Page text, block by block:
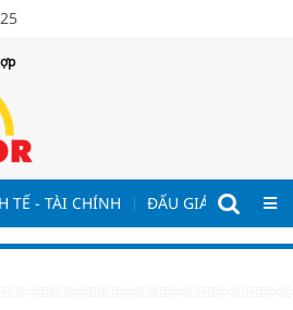
TẾ - TÀI CHÍNH ĐẤU GIÁ - ĐẤU